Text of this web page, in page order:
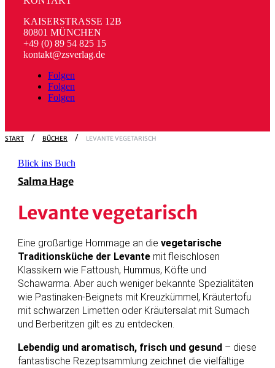
KAISERSTRASSE 12B
80801 MÜNCHEN
+49 (0) 89 54 825 15
kontakt@zsverlag.de
Folgen
Folgen
Folgen
START BÜCHER LEVANTE VEGETARISCH
Blick ins Buch
Salma Hage
Levante vegetarisch
Eine großartige Hommage an die vegetarische
Traditionsküche der Levantemit fleischlosen
Klassikern wie Fattoush, Hummus, Köfte und
Schawarma. Aber auch weniger bekannte Spezialitäten
wie Pastinaken-Beignets mit Kreuzkümmel, Kräutertofu
mit schwarzen Limetten oder Kräutersalat mit Sumach
und Berberitzen gilt es zu entdecken.
Lebendig und aromatisch, frisch und gesund – diese
fantastische Rezeptsammlung zeichnet die vielfältige